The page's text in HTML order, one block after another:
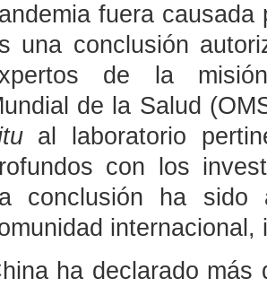
fuera
una conclusión
de la misión
de la Salud
al laboratorio
con los
conclusión ha sido
ha declarado